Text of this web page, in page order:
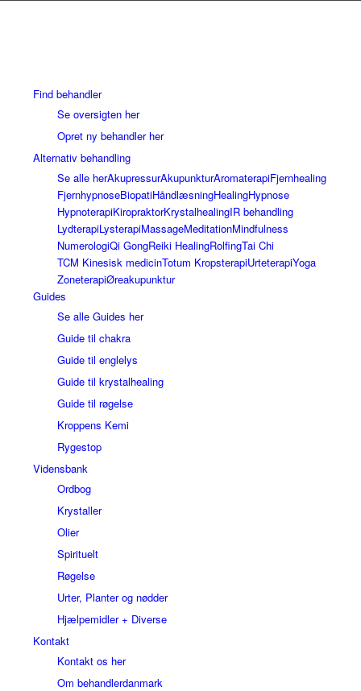
Find behandler
Se oversigten her
Opret ny behandler her
Alternativ behandling
Se alle herAkupressurAkupunkturAromaterapiFjernhealing
FjernhypnoseBiopatiHåndlæsningHealingHypnose
HypnoterapiKiropraktorKrystalhealingIR behandling
LydterapiLysterapiMassageMeditationMindfulness
NumerologiQi GongReiki HealingRolfingTai Chi
TCM Kinesisk medicinTotum KropsterapiUrteterapiYoga
ZoneterapiØreakupunktur
Guides
Se alle Guides her
Guide til chakra
Guide til englelys
Guide til krystalhealing
Guide til røgelse
Kroppens Kemi
Rygestop
Vidensbank
Ordbog
Krystaller
Olier
Spirituelt
Røgelse
Urter, Planter og nødder
Hjælpemidler + Diverse
Kontakt
Kontakt os her
Om behandlerdanmark